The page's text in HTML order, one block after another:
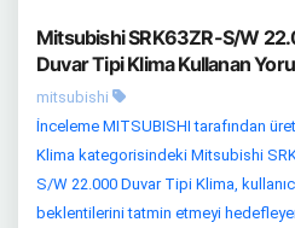
Mitsubishi SRK63ZR-S/W
Duvar Tipi Klima Kullanan
mitsubishi
İnceleme MITSUBISHI tarafından
Klima kategorisindeki Mitsubishi
S/W 22.000 Duvar Tipi Klima,
beklentilerini tatmin etmeyi